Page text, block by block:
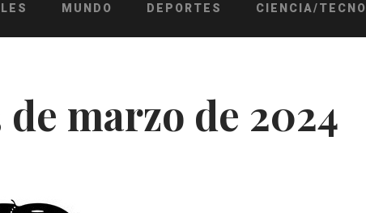
MUNDO DEPORTES CIENCIA/TECNO
marzo de 2024